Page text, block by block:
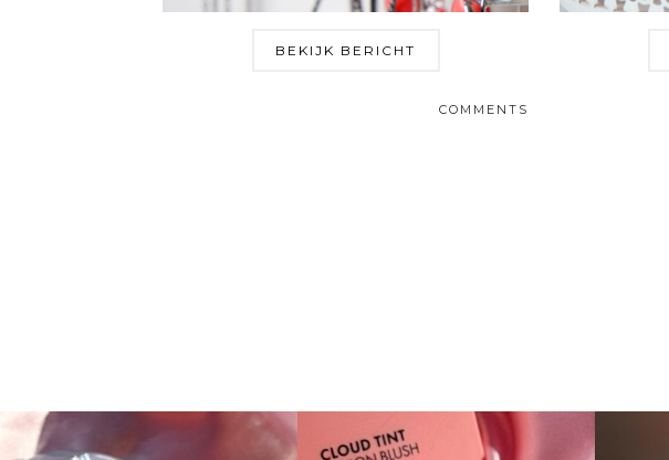
BEKIJK BERICHT
COMMENTS